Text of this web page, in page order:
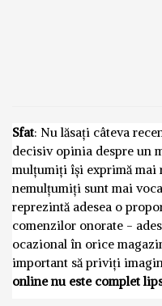
Sfat: Nu lăsați câteva
decisiv opinia despre un
mulțumiți își exprimă mai
nemulțumiți sunt mai
reprezintă adesea o
comenzilor onorate -
ocazional în orice
important să priviți
online nu este complet